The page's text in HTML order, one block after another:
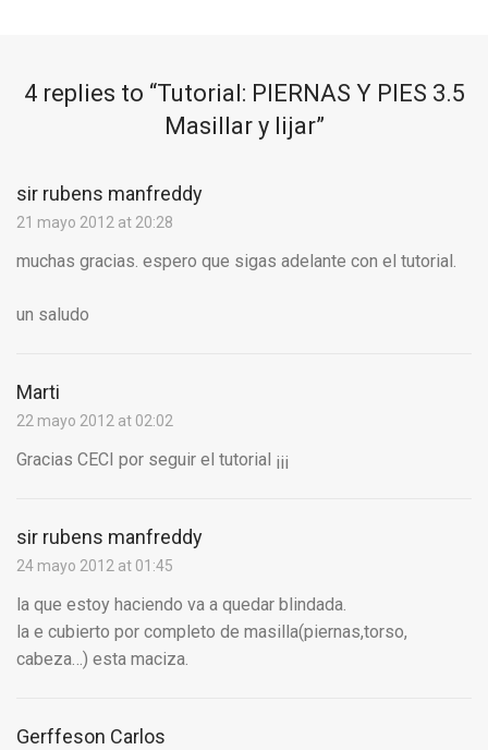
4 replies to “Tutorial: PIERNAS Y PIES 3.5
Masillar y lijar”
sir rubens manfreddy
21 mayo 2012 at 20:28
muchas gracias. espero que sigas adelante con el tutorial.
un saludo
Marti
22 mayo 2012 at 02:02
Gracias CECI por seguir el tutorial ¡¡¡
sir rubens manfreddy
24 mayo 2012 at 01:45
la que estoy haciendo va a quedar blindada.
la e cubierto por completo de masilla(piernas,torso,
cabeza…) esta maciza.
Gerffeson Carlos